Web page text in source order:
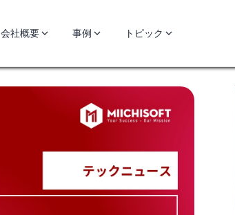
会社概要 事例 トピック